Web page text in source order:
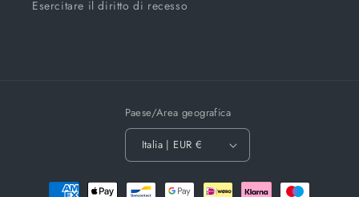
Esercitare il diritto di recesso
Paese/Area geografica
Italia | EUR €
Metodi